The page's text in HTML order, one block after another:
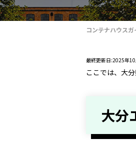
コンテナハウスガ
最終更新日:2025年
ここでは、大
大分